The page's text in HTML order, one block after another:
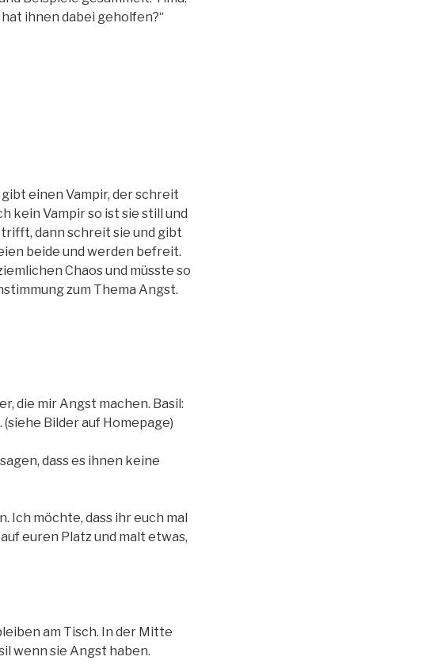
ihnen dabei geholfen?“
einen Vampir, der schreit
kein Vampir so ist sie still und
dann schreit sie und gibt
beide und werden befreit.
Chaos und müsste so
zum Thema Angst.
die mir Angst machen. Basil:
Bilder auf Homepage)
dass es ihnen keine
Ich möchte, dass ihr euch mal
euren Platz und malt etwas,
am Tisch. In der Mitte
wenn sie Angst haben.